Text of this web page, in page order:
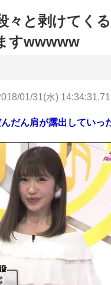
々と剥けてく
すwwwww
01/31(水) 14:34:31.71
だん肩が露出していっ